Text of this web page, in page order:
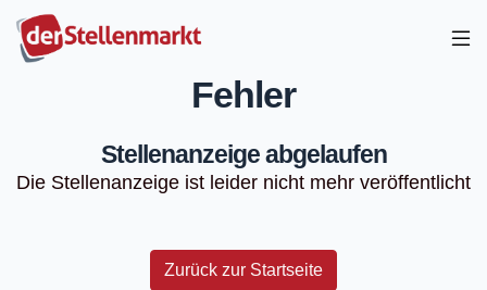
Fehler
Stellenanzeige abgelaufen
Die Stellenanzeige ist leider nicht mehr veröffentlicht
Zurück zur Startseite